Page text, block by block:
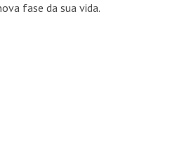
fase da sua vida.